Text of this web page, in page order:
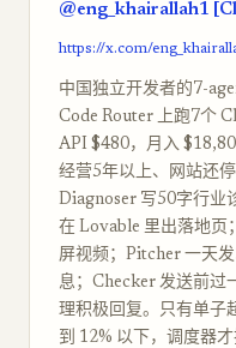
@eng_khairallah1
https://x.com/
中国独立开发者的7-
Code Router 上跑7个
API $480，月入
经营5年以上、网站还
Diagnoser 写50字行业
在 Lovable 里出落地页
屏视频；Pitcher 一天
息；Checker 发送前过
理积极回复。只有单子
到 12% 以下，调度器才